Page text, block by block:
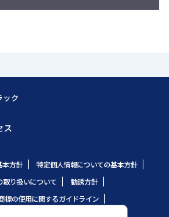
ック
ス
本方針
特定個人情報についての基本方針
取り扱いについて
勧誘方針
標の使用に関するガイドライン